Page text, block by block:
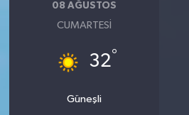
08 AĞUSTOS
CUMARTESI
32°
Güneşli